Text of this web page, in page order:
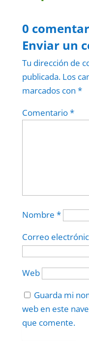
0
Enviar un
Tu dirección de
publicada. Los
marcados con *
Comentario*
Nombre *
Correo
Web
Guarda mi
web en este
que comente.